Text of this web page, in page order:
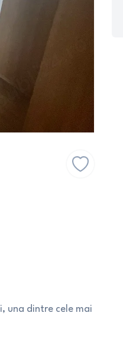
una dintre cele mai